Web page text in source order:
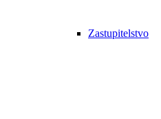
Zastupitelstvo